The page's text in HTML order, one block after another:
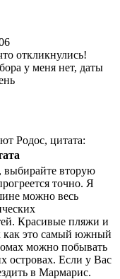
откликнулись!
у меня нет, даты
Родос, цитата:
выбирайте вторую
точно. Я
можно весь
Красивые пляжи и
как это самый южный
можно побывать
островах. Если у Вас
в Мармарис.